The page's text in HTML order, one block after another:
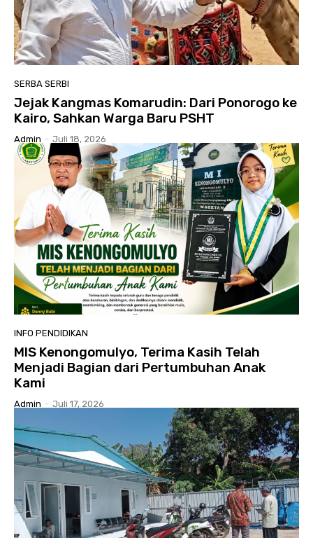
SERBA SERBI
Jejak Kangmas Komarudin: Dari Ponorogo ke
Kairo, Sahkan Warga Baru PSHT
Admin - Juli 18, 2026
INFO PENDIDIKAN
MIS Kenongomulyo, Terima Kasih Telah
Menjadi Bagian dari Pertumbuhan Anak
Kami
Admin - Juli 17, 2026